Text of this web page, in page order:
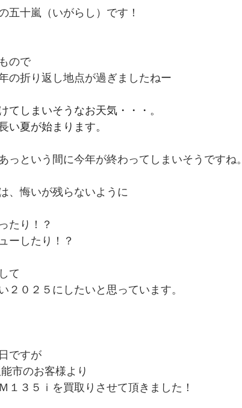
五十嵐（いがらし）です！
ので
の折り返し地点が過ぎましたねー
てしまいそうなお天気・・・。
い夏が始まります。
っという間に今年が終わってしまいそうですね。
、悔いが残らないように
たり！？
ーしたり！？
て
２０２５にしたいと思っています。
ですが
市のお客様より
１３５ｉを買取りさせて頂きました！